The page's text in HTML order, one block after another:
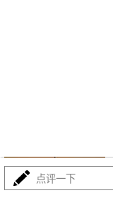
点评一下